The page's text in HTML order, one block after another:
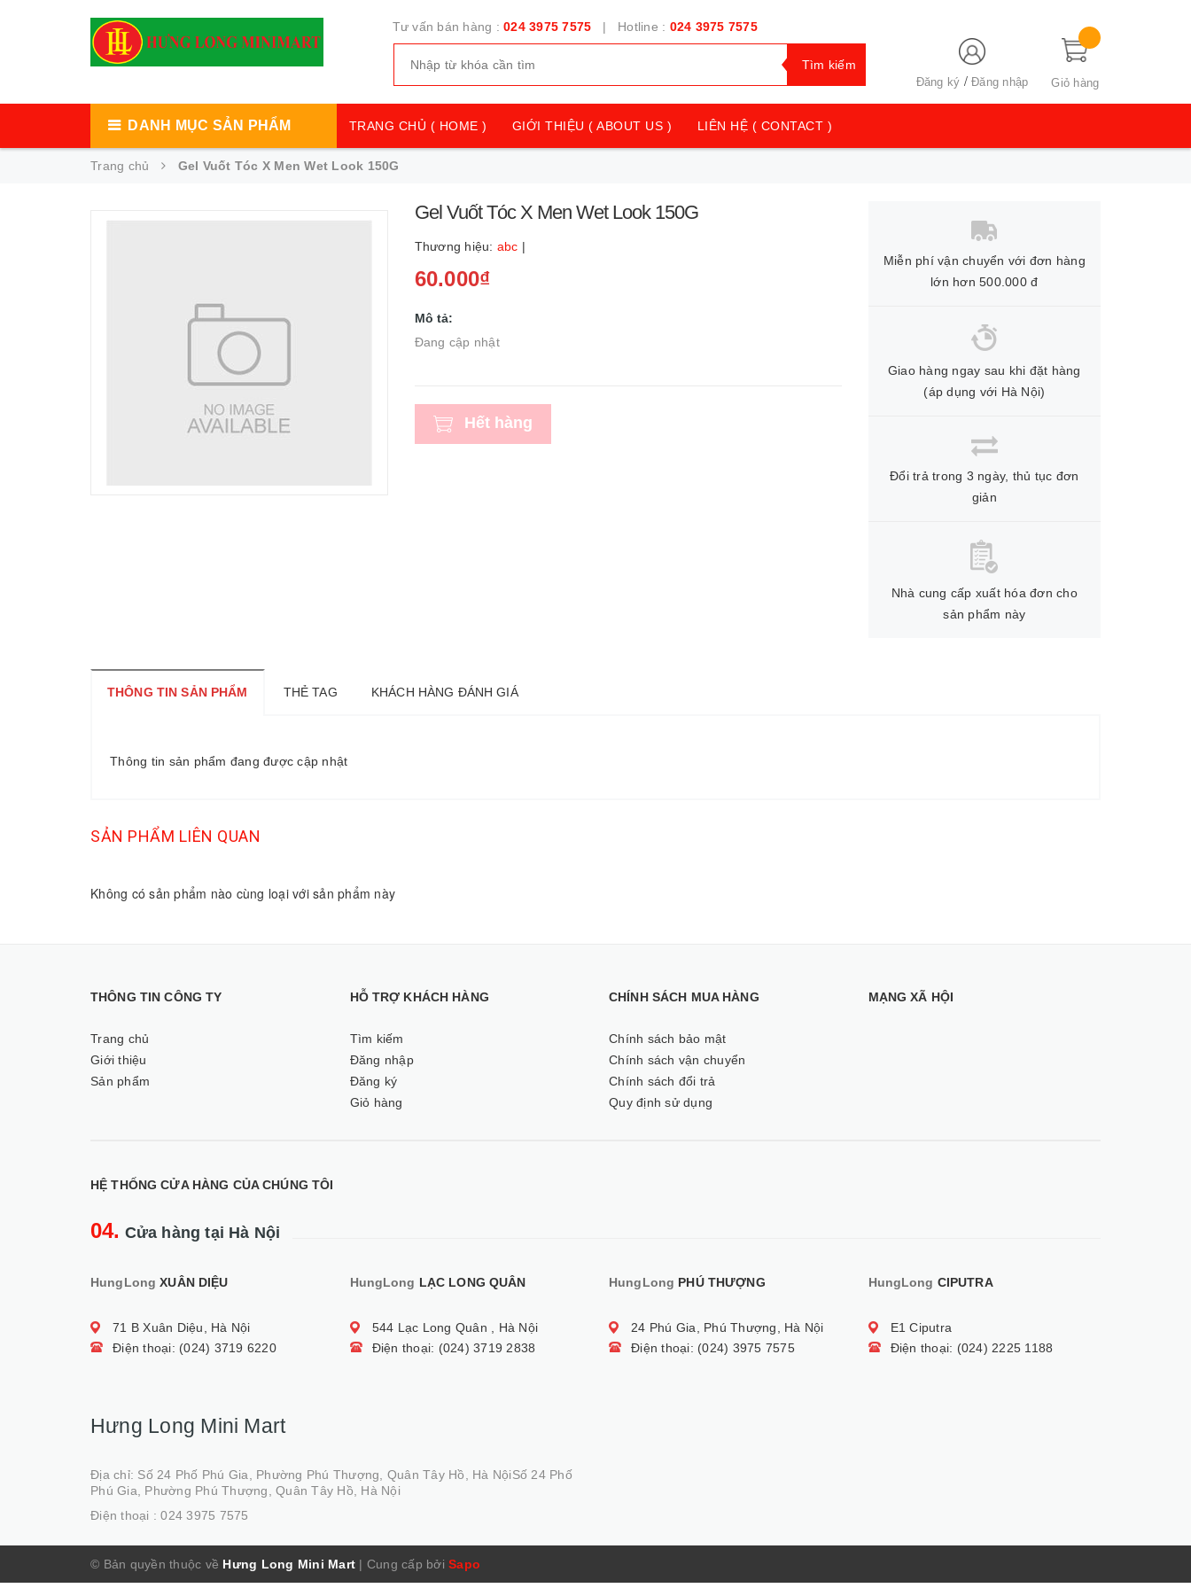
Tư vấn bán hàng : 024 3975 7575 | Hotline : 024 3975 7575
Tìm kiếm
Đăng ký /Đăng nhập Giỏ hàng
DANH MỤC SẢN PHẨM TRANG CHỦ ( HOME ) GIỚI THIỆU ( ABOUT US ) LIÊN HỆ ( CONTACT )
Trang chủ Gel Vuốt Tóc X Men Wet Look 150G
Gel Vuốt Tóc X Men Wet Look 150G
Thương hiệu: abc |
60.000₫
Mô tả:
Đang cập nhật
Hết hàng
Miễn phí vận chuyển với đơn hàng
lớn hơn 500.000 đ
Giao hàng ngay sau khi đặt hàng
(áp dụng với Hà Nội)
Đổi trả trong 3 ngày, thủ tục đơn
giản
Nhà cung cấp xuất hóa đơn cho
sản phẩm này
THÔNG TIN SẢN PHẨM THẺ TAG KHÁCH HÀNG ĐÁNH GIÁ
Thông tin sản phẩm đang được cập nhật
SẢN PHẨM LIÊN QUAN
Không có sản phẩm nào cùng loại với sản phẩm này
THÔNG TIN CÔNG TY
Trang chủ
Giới thiệu
Sản phẩm
HỖ TRỢ KHÁCH HÀNG
Tìm kiếm
Đăng nhập
Đăng ký
Giỏ hàng
CHÍNH SÁCH MUA HÀNG
Chính sách bảo mật
Chính sách vận chuyển
Chính sách đổi trả
Quy định sử dụng
MẠNG XÃ HỘI
HỆ THỐNG CỬA HÀNG CỦA CHÚNG TÔI
04. Cửa hàng tại Hà Nội
HungLong XUÂN DIỆU
71 B Xuân Diệu, Hà Nội
Điện thoại: (024) 3719 6220
HungLong LẠC LONG QUÂN
544 Lạc Long Quân , Hà Nội
Điện thoại: (024) 3719 2838
HungLong PHÚ THƯỢNG
24 Phú Gia, Phú Thượng, Hà Nội
Điện thoại: (024) 3975 7575
HungLong CIPUTRA
E1 Ciputra
Điện thoại: (024) 2225 1188
Hưng Long Mini Mart
Địa chỉ: Số 24 Phố Phú Gia, Phường Phú Thượng, Quân Tây Hồ, Hà NộiSố 24 Phố
Phú Gia, Phường Phú Thượng, Quân Tây Hồ, Hà Nội
Điện thoại :024 3975 7575
© Bản quyền thuộc về Hưng Long Mini Mart | Cung cấp bởi Sapo